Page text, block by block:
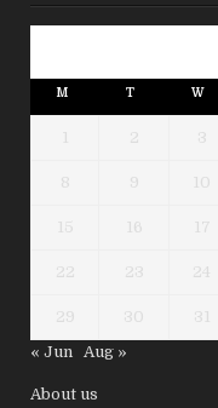
M T W
1 2 3
8 9 10
15 16 17
22 23 24
29 30
31
« Jun
Aug »
About us